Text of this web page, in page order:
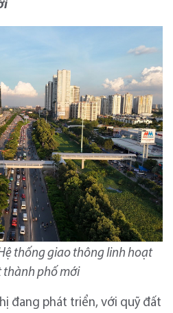
thống giao thông linh hoạt
thành phố mới
đang phát triển, với quỹ đất